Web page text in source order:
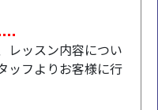
レッスン内容につい
ッフよりお客様に行